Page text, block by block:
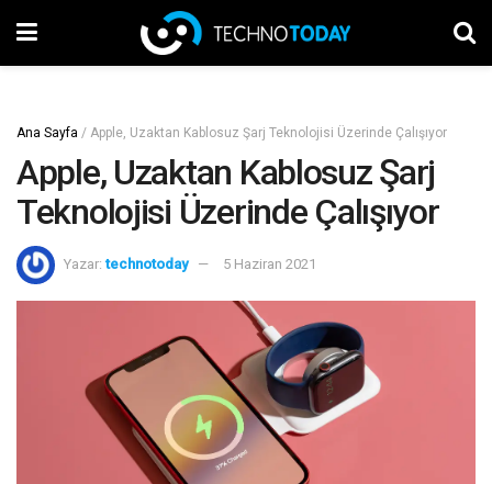
Ana Sayfa / Apple, Uzaktan Kablosuz Şarj Teknolojisi Üzerinde Çalışıyor
Apple, Uzaktan Kablosuz Şarj
Teknolojisi Üzerinde Çalışıyor
Yazar: technotoday 5 Haziran 2021